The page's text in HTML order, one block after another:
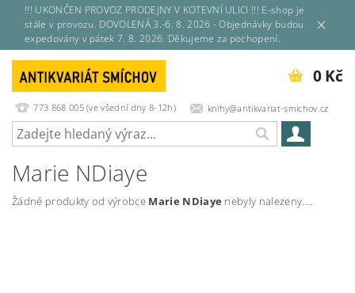
!!! UKONČEN PROVOZ PRODEJNY V KOTEVNÍ ULICI !!! E-shop je
stále v provozu. DOVOLENÁ 3.-6. 8. 2026 - Objednávky budou
expedovány v pátek 7. 8. 2026. Děkujeme za pochopení.
773 868 005 (ve všední dny 8-12h) knihy@antikvariat-smichov.cz
0 Kč
Marie NDiaye
Žádné produkty od výrobce Marie NDiaye nebyly nalezeny....